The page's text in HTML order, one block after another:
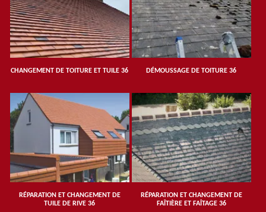
CHANGEMENT DE TOITURE ET TUILE 36 DÉMOUSSAGE DE TOITURE 36
RÉPARATION ET CHANGEMENT DE
TUILE DE RIVE 36
RÉPARATION ET CHANGEMENT DE
FAÎTIÈRE ET FAÎTAGE 36